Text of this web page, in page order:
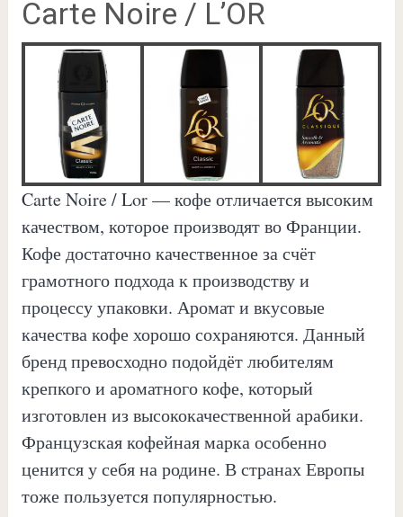
Carte Noire / L’OR
Carte Noire / Lor — кофе отличается высоким
качеством, которое производят во Франции.
Кофе достаточно качественное за счёт
грамотного подхода к производству и
процессу упаковки. Аромат и вкусовые
качества кофе хорошо сохраняются. Данный
бренд превосходно подойдёт любителям
крепкого и ароматного кофе, который
изготовлен из высококачественной арабики.
Французская кофейная марка особенно
ценится у себя на родине. В странах Европы
тоже пользуется популярностью.